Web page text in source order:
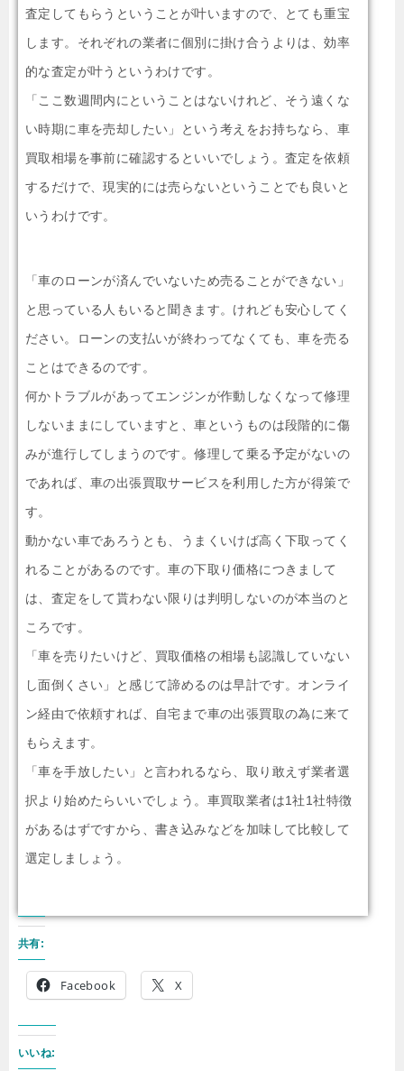
査定してもらうということが叶いますので、とても重宝
します。それぞれの業者に個別に掛け合うよりは、効率
的な査定が叶うというわけです。
「ここ数週間内にということはないけれど、そう遠くな
い時期に車を売却したい」という考えをお持ちなら、車
買取相場を事前に確認するといいでしょう。査定を依頼
するだけで、現実的には売らないということでも良いと
いうわけです。
「車のローンが済んでいないため売ることができない」
と思っている人もいると聞きます。けれども安心してく
ださい。ローンの支払いが終わってなくても、車を売る
ことはできるのです。
何かトラブルがあってエンジンが作動しなくなって修理
しないままにしていますと、車というものは段階的に傷
みが進行してしまうのです。修理して乗る予定がないの
であれば、車の出張買取サービスを利用した方が得策で
す。
動かない車であろうとも、うまくいけば高く下取ってく
れることがあるのです。車の下取り価格につきまして
は、査定をして貰わない限りは判明しないのが本当のと
ころです。
「車を売りたいけど、買取価格の相場も認識していない
し面倒くさい」と感じて諦めるのは早計です。オンライ
ン経由で依頼すれば、自宅まで車の出張買取の為に来て
もらえます。
「車を手放したい」と言われるなら、取り敢えず業者選
択より始めたらいいでしょう。車買取業者は1社1社特徴
があるはずですから、書き込みなどを加味して比較して
選定しましょう。
共有:
Facebook X
いいね: